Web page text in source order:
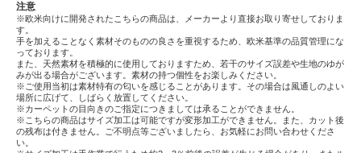
注意
※欧米向けに開発されたこちらの商品は、メーカーより直接お取り寄せしておりま
す。
手を加えることなく素材そのものの良さを重視するため、欧米基準の品質管理にな
っております。
また、天然素材を積極的に使用しておりますため、若干のサイズ誤差や生地のゆが
みが出る場合がございます。素材の持つ個性をお楽しみください。
※ご使用当初は素材特有の匂いを感じることがあります。その場合は風通しのよい
場所に広げて、しばらく放置してください。
※カーペットの目向きのご指定につきましては承ることができません。
※こちらの商品はサイズ加工は可能ですが変形加工ができません。また、カット後
の残布は付きません。ご不明点等ございましたら、お気軽にお問い合わせくださ
い。